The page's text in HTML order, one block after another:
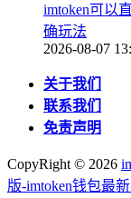
imtoken可以
确玩法
2026-08-07
关于我们
联系我们
免责声明
CopyRight © 2026
版-imtoken钱包最